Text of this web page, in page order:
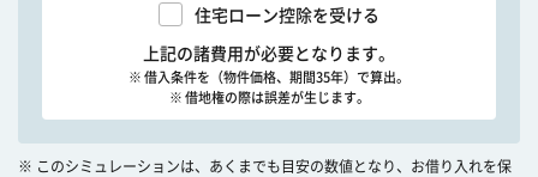
住宅ローン控除を受ける
上記の諸費用が必要となります。
※ 借入条件を（物件価格、期間35年）で算出。
※ 借地権の際は誤差が生じます。
※ このシミュレーションは、あくまでも目安の数値となり、お借り入れを保